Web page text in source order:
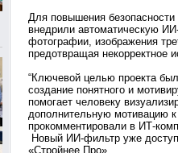
Для повышения безопасности
внедрили автоматическую
фотографии, изображения
предотвращая некорректное
“Ключевой целью проекта
создание понятного и
помогает человеку
дополнительную мотивацию
прокомментировали в ИТ-
Новый ИИ-фильтр уже
«Стройнее Про»